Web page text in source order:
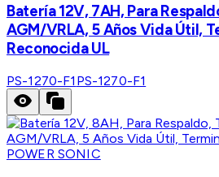
Batería 12V, 7AH, Para
AGM/VRLA, 5 Años Vida Útil,
Reconocida UL
PS-1270-F1 PS-1270-F1
POWER SONIC